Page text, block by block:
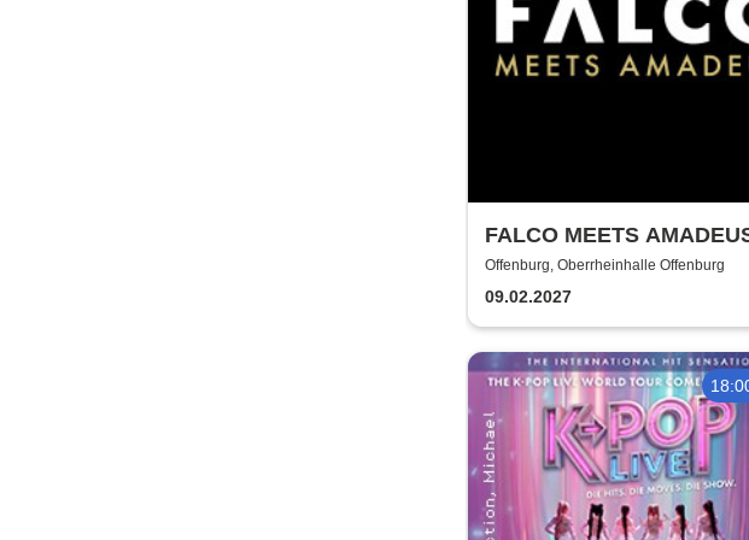
FALCO MEETS
Offenburg, Oberrheinhalle Offenburg
09.02.2027